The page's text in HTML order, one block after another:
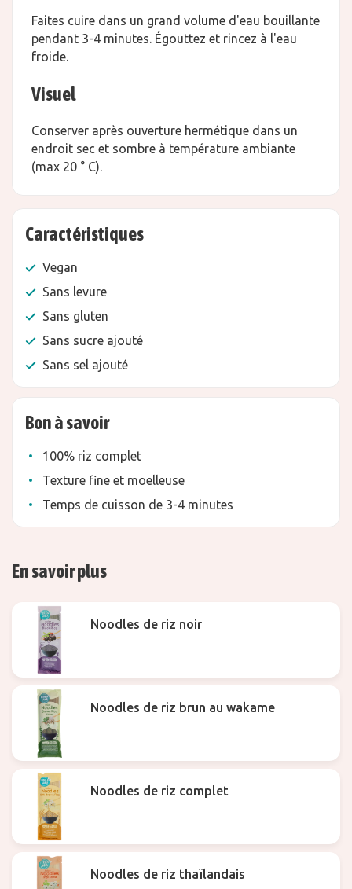
Faites cuire dans un grand volume d'eau bouillante
pendant 3-4 minutes. Égouttez et rincez à l'eau
froide.
Visuel
Conserver après ouverture hermétique dans un
endroit sec et sombre à température ambiante
(max 20 ° C).
Caractéristiques
Vegan
Sans levure
Sans gluten
Sans sucre ajouté
Sans sel ajouté
Bon à savoir
100% riz complet
Texture fine et moelleuse
Temps de cuisson de 3-4 minutes
En savoir plus
Noodles de riz noir
Noodles de riz brun au wakame
Noodles de riz complet
Noodles de riz thaïlandais